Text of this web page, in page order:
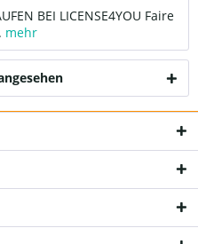
BEI LICENSE4YOU Faire
mehr